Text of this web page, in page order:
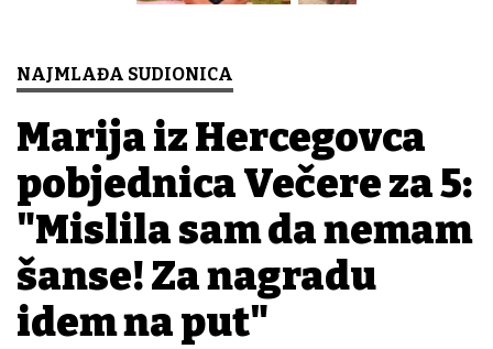
NAJMLAĐA SUDIONICA
Marija iz Hercegovca
pobjednica Večere za 5:
"Mislila sam da nemam
šanse! Za nagradu
idem na put"